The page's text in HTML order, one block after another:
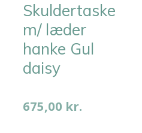
Skuldertaske
m/ læder
hanke Gul
daisy
675,00 kr.